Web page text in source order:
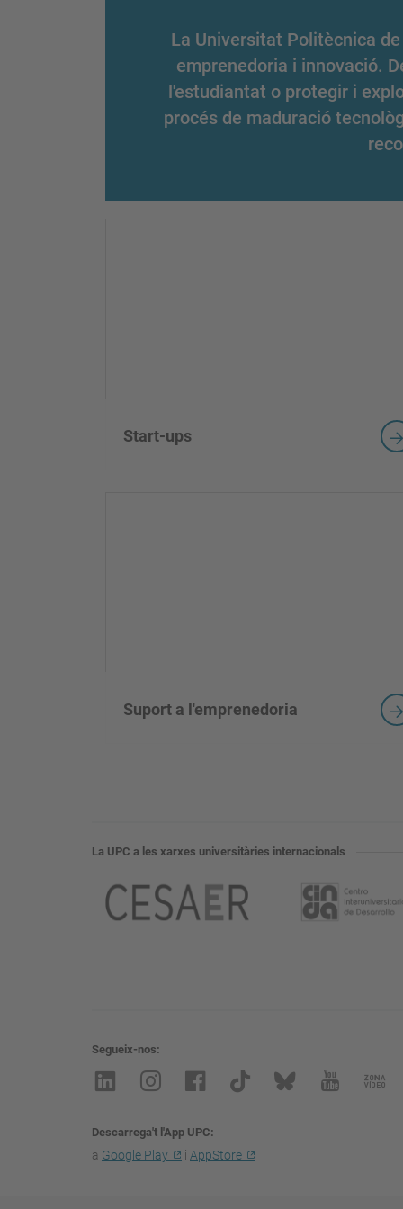
La Universitat Politècnica
emprenedoria i innovació.
l'estudiantat o protegir i
procés de maduració
Start-ups
Suport a l'emprenedoria
La UPC a les xarxes universitàries internacionals
Segueix-nos
Descarrega't l'App UPC
a Google Play i AppStore